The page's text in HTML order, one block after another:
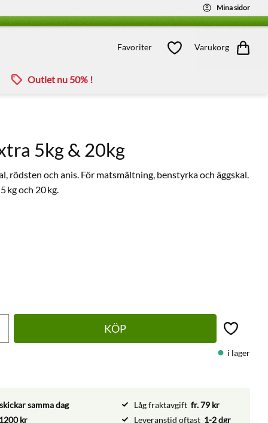
Mina sidor
Favoriter Varukorg
Favoriter
Kundvagn
Outlet nu 50% !
5kg & 20kg
rödsten och anis. För matsmältning, benstyrka och äggskal.
kg och 20 kg.
KÖP Lägg till
i lager
samma dag Låg fraktavgift fr. 79 kr
1200 kr Leveranstid oftast 1-2 dgr